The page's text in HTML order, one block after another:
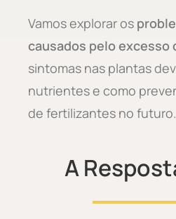
Vamos explorar os
causados pelo excesso
sintomas nas plantas
nutrientes e como
de fertilizantes no futuro.
A